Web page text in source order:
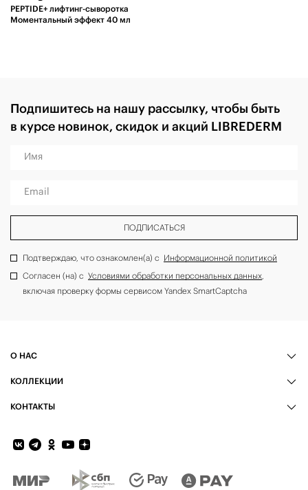
PEPTIDE+ лифтинг-сыворотка
Моментальный эффект 40 мл
Подпишитесь на нашу рассылку, чтобы быть
в курсе новинок, скидок и акций LIBREDERM
Имя
Email
ПОДПИСАТЬСЯ
Подтверждаю, что ознакомлен(а) с Информационной политикой
Согласен (на) с Условиями обработки персональных данных,
включая проверку формы сервисом Yandex SmartCaptcha
О НАС
КОЛЛЕКЦИИ
КОНТАКТЫ